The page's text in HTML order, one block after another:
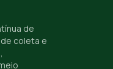
de
coleta e